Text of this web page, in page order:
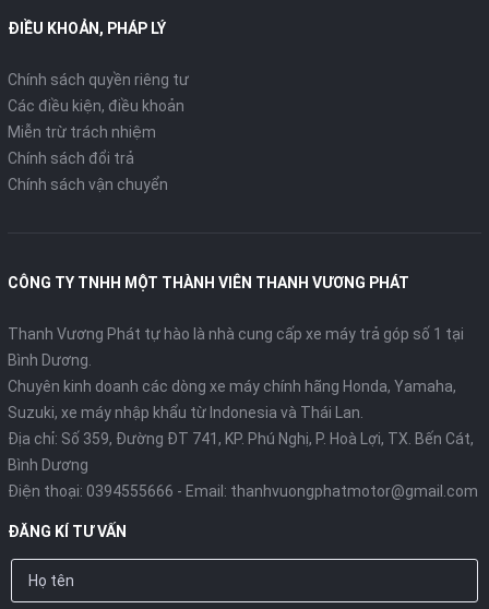
ĐIỀU KHOẢN, PHÁP LÝ
Chính sách quyền riêng tư
Các điều kiện, điều khoản
Miễn trừ trách nhiệm
Chính sách đổi trả
Chính sách vận chuyển
CÔNG TY TNHH MỘT THÀNH VIÊN THANH VƯƠNG PHÁT
Thanh Vương Phát tự hào là nhà cung cấp xe máy trả góp số 1 tại
Bình Dương.
Chuyên kinh doanh các dòng xe máy chính hãng Honda, Yamaha,
Suzuki, xe máy nhập khẩu từ Indonesia và Thái Lan.
Địa chỉ: Số 359, Đường ĐT 741, KP. Phú Nghị, P. Hoà Lợi, TX. Bến Cát,
Bình Dương
Điện thoại: 0394555666 - Email: thanhvuongphatmotor@gmail.com
ĐĂNG KÍ TƯ VẤN